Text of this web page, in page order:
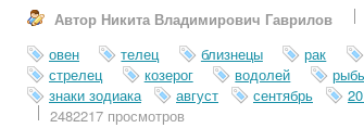
Автор Никита Владимирович Гаврилов
овен
телец близнецы рак
стрелец
козерог водолей
знаки зодиака
август сентябрь
2482217 просмотров